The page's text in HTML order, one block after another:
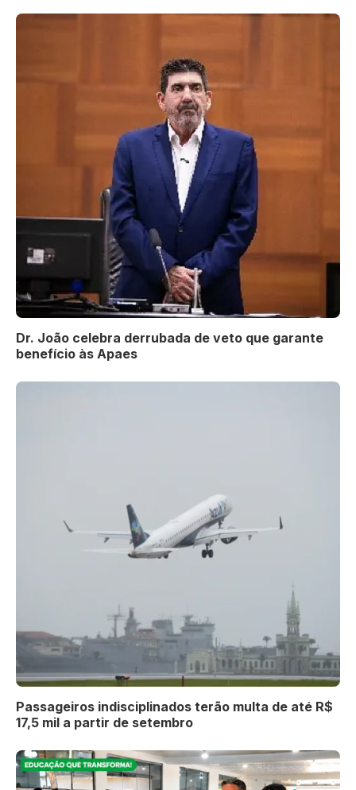
Dr. João celebra derrubada de veto que garante
benefício às Apaes
Passageiros indisciplinados terão multa de até R$
17,5 mil a partir de setembro